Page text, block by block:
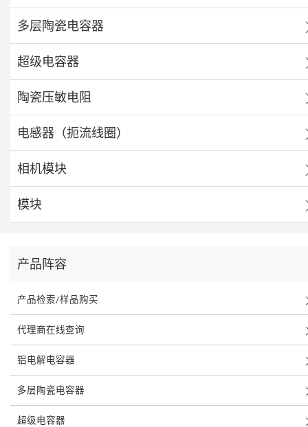
多层陶瓷电容器
超级电容器
陶瓷压敏电阻
电感器（扼流线圈）
相机模块
模块
产品阵容
产品检索/样品购买
代理商在线查询
铝电解电容器
多层陶瓷电容器
超级电容器